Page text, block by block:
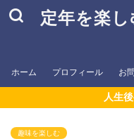
定年を楽
ホーム プロフィール お
人生
趣味を楽しむ